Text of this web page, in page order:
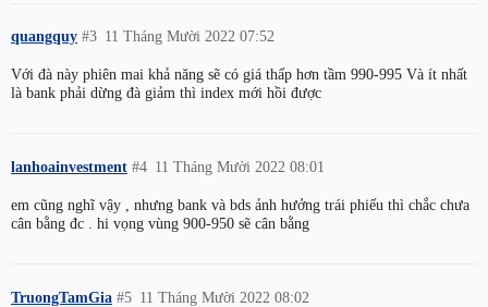
quangquy 11 Tháng Mười 2022 07:52
#3
Với đà này phiên mai khả năng sẽ có giá thấp hơn tầm 990-995 Và ít nhất
là bank phải dừng đà giảm thì index mới hồi được
lanhoainvestment 11 Tháng Mười 2022 08:01
#4
em cũng nghĩ vậy , nhưng bank và bds ảnh hưởng trái phiếu thì chắc chưa
cân bằng đc . hi vọng vùng 900-950 sẽ cân bằng
TruongTamGia 11 Tháng Mười 2022 08:02
#5